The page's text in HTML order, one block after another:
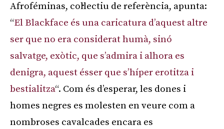
Afroféminas, col·lectiu de referència, apunta:
“El Blackface és una caricatura d’aquest altre
ser que no era considerat humà, sinó
salvatge, exòtic, que s’admira i alhora es
denigra, aquest ésser que s’híper erotitza i
bestialitza“. Com és d’esperar, les dones i
homes negres es molesten en veure com a
nombroses cavalcades encara es